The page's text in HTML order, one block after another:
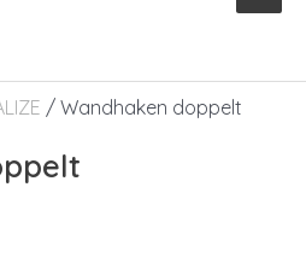
/ Wandhaken doppelt